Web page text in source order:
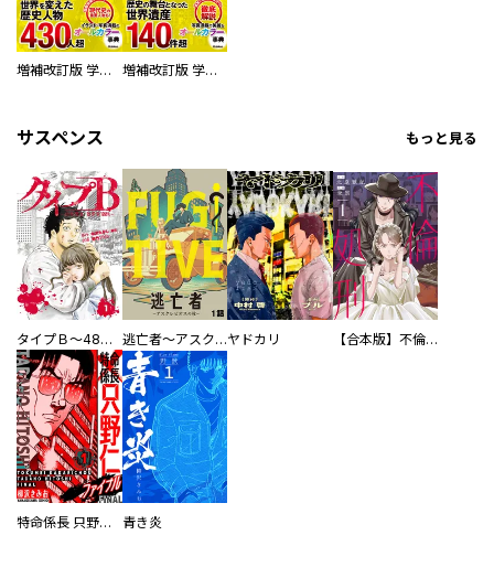
増補改訂版 学研まんが NEW世界の歴史 別巻 人物学習事典 増補改訂版 学研まんが NEW世界の歴史 別巻 世界遺産学習事典
サスペンス もっと見る
タイプＢ～48時間後、致死率100％～【単話】 逃亡者～アスクレピオスの杖～ヤドカリ 【合本版】不倫処刑
特命係長 只野仁ファイナル 愛蔵版 青き炎